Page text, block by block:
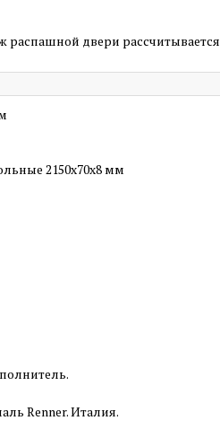
распашной двери рассчитывается
2150х70х8 мм
Renner. Италия.